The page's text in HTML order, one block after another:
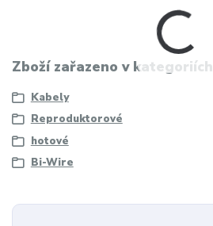
Zboží zařazeno v kategoriích
Kabely
Reproduktorové
hotové
Bi-Wire